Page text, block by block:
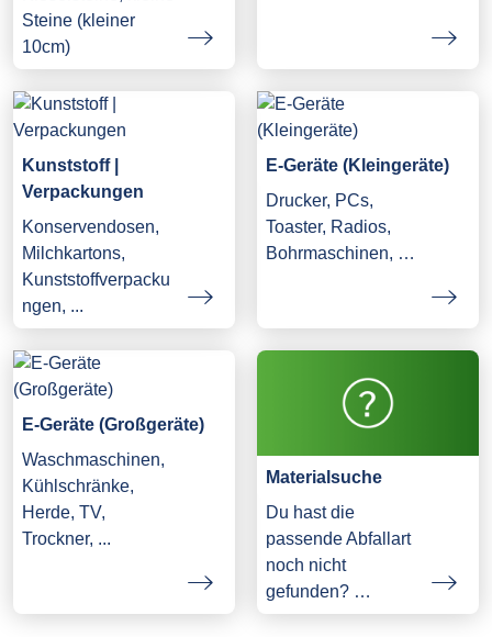
Steine (kleiner
10cm)
Kunststoff |
Verpackungen
Konservendosen,
Milchkartons,
Kunststoffverpacku
ngen, ...
E-Geräte (Kleingeräte)
Drucker, PCs,
Toaster, Radios,
Bohrmaschinen, …
E-Geräte (Großgeräte)
Waschmaschinen,
Kühlschränke,
Herde, TV,
Trockner, ...
Materialsuche
Du hast die
passende Abfallart
noch nicht
gefunden? …